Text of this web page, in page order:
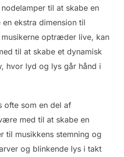
til at skabe en
ekstra dimension til
optræder live, kan
til at skabe et dynamisk
hvor lyd og lys går hånd i
ofte som en del af
med til at skabe en
til musikkens stemning og
og blinkende lys i takt